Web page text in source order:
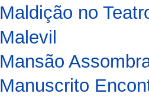
Maldição no
Malevil
Mansão
Manuscrito